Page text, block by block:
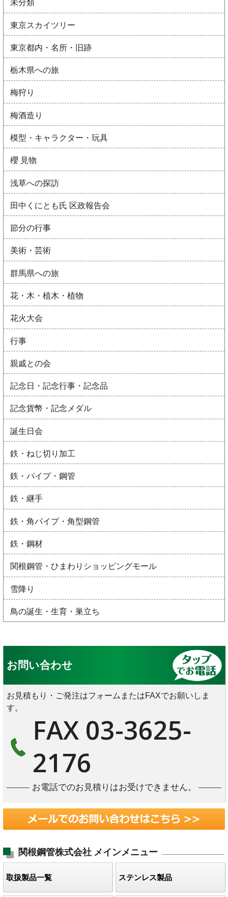
未分類
東京スカイツリー
東京都内・名所・旧跡
栃木県への旅
梅狩り
梅酒造り
模型・キャラクター・玩具
櫻 見物
浅草への探訪
田中くにとも氏 区政報告会
節分の行事
美術・芸術
群馬県への旅
花・木・植木・植物
花火大会
行事
親戚との会
記念日・記念行事・記念品
記念貨幣・記念メダル
誕生日会
鉄・ねじ切り加工
鉄・パイプ・鋼管
鉄・継手
鉄・角パイプ・角型鋼管
鉄・鋼材
関根鋼管・ひまわりショッピングモール
雪降り
鳥の誕生・生育・巣立ち
お問い合わせ
お見積もり・ご発注はフォームまたはFAXでお願いしま
す。
FAX 03-3625-
2176
お電話でのお見積りはお受けできません。
関根鋼管株式会社 メインメニュー
取扱製品一覧 ステンレス製品